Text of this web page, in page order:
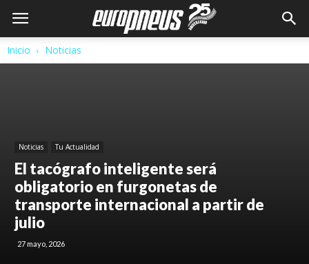
Inicio Noticias
Noticias Tu Actualidad
El tacógrafo inteligente será
obligatorio en furgonetas de
transporte internacional a partir de
julio
27 mayo, 2026